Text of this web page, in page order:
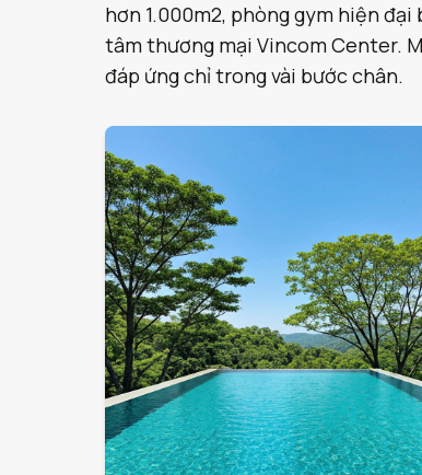
hơn 1.000m2, phòng gym hiện
tâm thương mại Vincom Center.
đáp ứng chỉ trong vài bước chân.